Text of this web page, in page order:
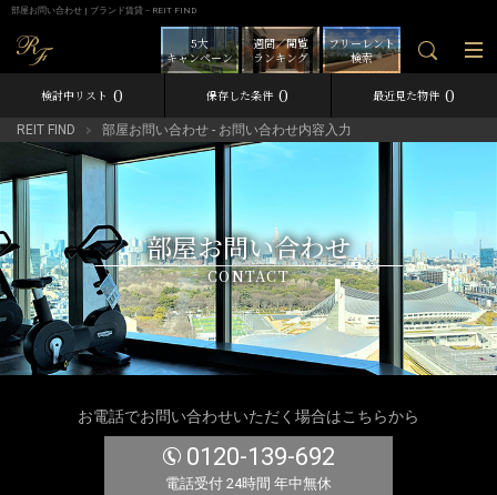
部屋お問い合わせ | ブランド賃貸－REIT FIND
フリーレント
検索
週間／閲覧
ランキング
5大
キャンペーン
検討中リスト 0 保存した条件 0 最近見た物件 0
REIT FIND 部屋お問い合わせ - お問い合わせ内容入力
部屋お問い合わせ
CONTACT
お電話でお問い合わせいただく場合はこちらから
0120-139-692
電話受付 24時間 年中無休